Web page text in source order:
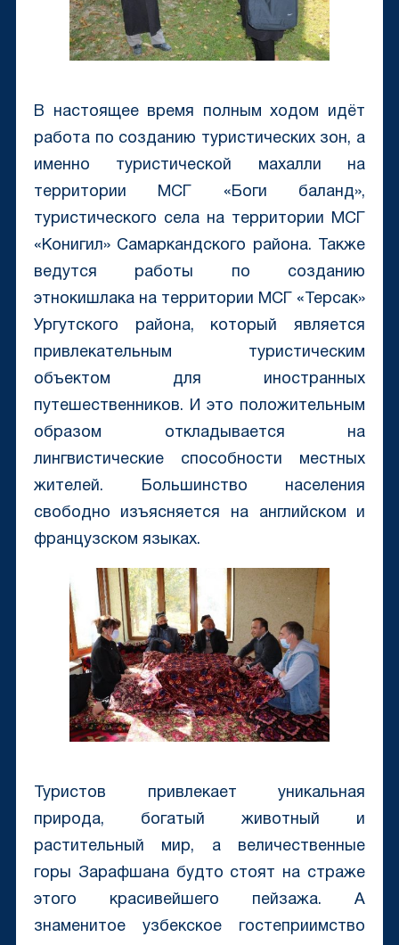
В настоящее время полным ходом идёт
работа по созданию туристических зон, а
именно туристической махалли на
территории МСГ «Боги баланд»,
туристического села на территории МСГ
«Конигил» Самаркандского района. Также
ведутся работы по созданию
этнокишлака на территории МСГ «Терсак»
Ургутского района, который является
привлекательным туристическим
объектом для иностранных
путешественников. И это положительным
образом откладывается на
лингвистические способности местных
жителей. Большинство населения
свободно изъясняется на английском и
французском языках.
Туристов привлекает уникальная
природа, богатый животный и
растительный мир, а величественные
горы Зарафшана будто стоят на страже
этого красивейшего пейзажа. А
знаменитое узбекское гостеприимство